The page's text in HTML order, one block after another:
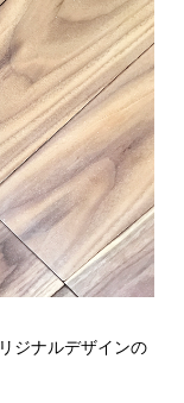
ジナルデザインの